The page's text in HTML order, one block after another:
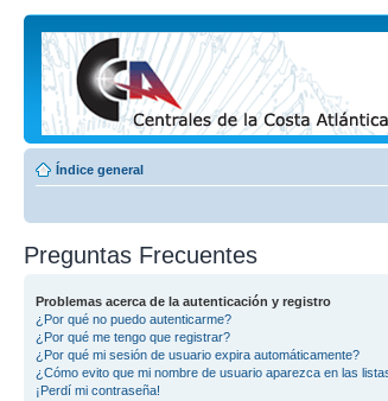
Índice general
Preguntas Frecuentes
Problemas acerca de la autenticación y registro
¿Por qué no puedo autenticarme?
¿Por qué me tengo que registrar?
¿Por qué mi sesión de usuario expira automáticamente?
¿Cómo evito que mi nombre de usuario aparezca en las
¡Perdí mi contraseña!